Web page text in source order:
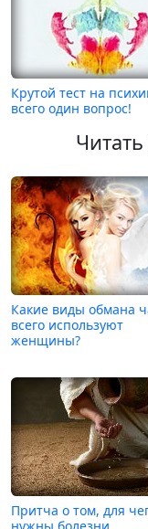
Крутой тест на
всего один вопрос!
Какие виды обмана
всего используют
женщины?
Притча о том, для